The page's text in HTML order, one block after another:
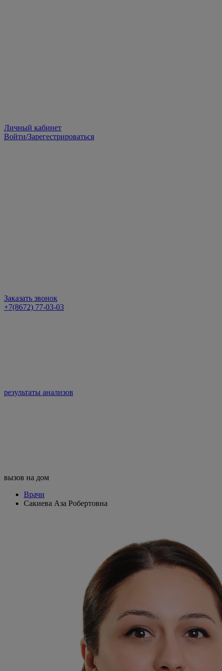
Личный кабинет
Войти/Зарегестрироваться
Заказать звонок
+7(8672) 77-03-03
результаты анализов
вызов на дом
Врачи
Сакиева Аза Робертовна